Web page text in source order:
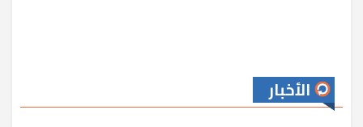
الأخبار